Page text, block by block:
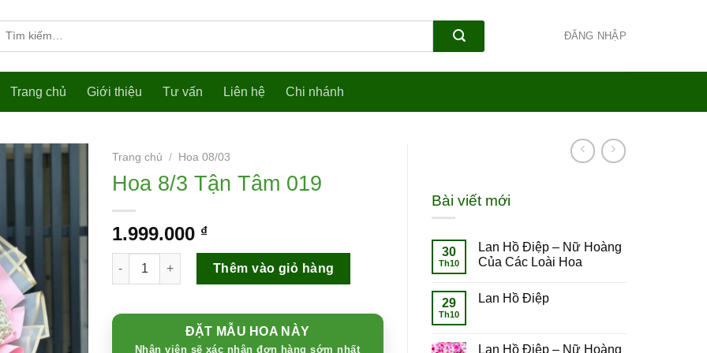
kiếm:
ĐĂNG NHẬP
Trang chủ Giới thiệu Tư vấn Liên hệ Chi nhánh
Trang chủ / Hoa 08/03
Hoa 8/3 Tận Tâm 019
1.999.000 ₫
Hoa 8/3 Tận Tâm 019 số lượng
Thêm vào giỏ hàng
ĐẶT MẪU HOA NÀY
Nhân viên sẽ xác nhận đơn hàng sớm nhất
Bài viết mới
30
Th10
Lan Hồ Điệp – Nữ Hoàng
Của Các Loài Hoa
29
Th10
Lan Hồ Điệp
Lan Hồ Điệp – Nữ Hoàng